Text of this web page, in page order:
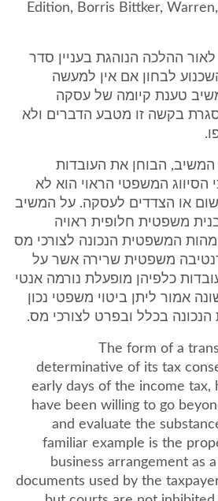
Edition, Borris Bittker,
ההלכה הנוהגת בעניין סדר
לבחון אם אין למעשה
טענת קיומה של עסקה
בקשה זו מטבע הדברים ולא
הבוחן את העובדות
הסיווג המשפטי הראוי הוא לא
או הצדדים לעסקה. על המשיב
משפטית חלופית ראויה
המשפטית הנכונה לצורכי מס
משפטית שרירה אשר על
כלפיהן מופעלת נורמה אנטי
אמור ליתן ביטוי משפטי נכון
הנכונה בכלל ובפרט לצורכי מס.
The form of a
determinative of its tax
early days of the income tax,
have been willing to go
and evaluate the
familiar example is the
business arrangement as
documents used by the